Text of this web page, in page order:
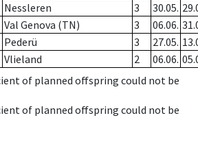
Nessleren 3 30.05.
Val Genova (TN) 3 06.06.
Pederü 3 27.05.
Vlieland 2 06.06.
of planned offspring could not be
of planned offspring could not be